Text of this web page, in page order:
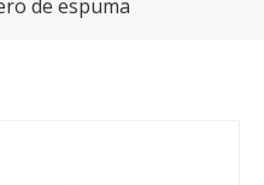
de espuma